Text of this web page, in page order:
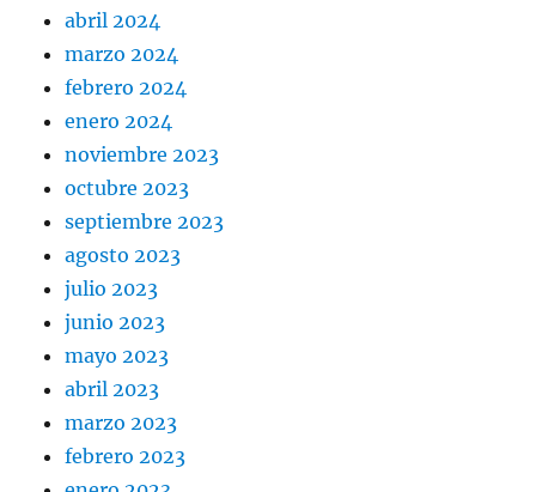
abril 2024
marzo 2024
febrero 2024
enero 2024
noviembre 2023
octubre 2023
septiembre 2023
agosto 2023
julio 2023
junio 2023
mayo 2023
abril 2023
marzo 2023
febrero 2023